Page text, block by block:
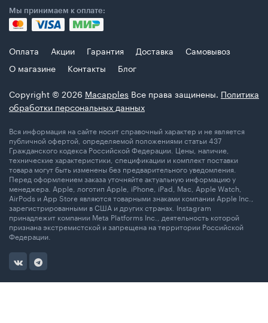
Мы принимаем к оплате:
Оплата Акции Гарантия Доставка
Самовывоз
О магазине
Контакты
Блог
Copyright © 2026 Macapples Все права защинены. Политика
обработки персональных данных
Вся информация на сайте носит справочный характер и не является
публичной офертой, определяемой положениями статьи 437
Гражданского кодекса Российской Федерации. Цены, наличие,
технические характеристики, спецификации и комплект поставки
товара могут быть изменены без предварительного уведомления.
Перед оформлением заказа уточняйте актуальную информацию у
менеджера. Apple, логотип Apple, iPhone, iPad, Mac, Apple Watch,
AirPods и App Store являются товарными знаками компании Apple Inc.,
зарегистрированными в США и других странах. Instagram
принадлежит компании Meta Platforms Inc., деятельность которой
признана экстремистской и запрещена на территории Российской
Федерации.